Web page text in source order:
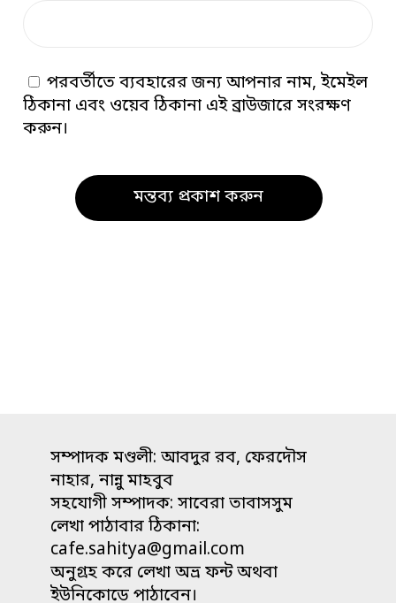
পরবর্তীতে ব্যবহারের জন্য আপনার নাম, ইমেইল
ঠিকানা এবং ওয়েব ঠিকানা এই ব্রাউজারে সংরক্ষণ
করুন।
সম্পাদক মণ্ডলী: আবদুর রব, ফেরদৌস
নাহার, নান্নু মাহবুব
সহযোগী সম্পাদক: সাবেরা তাবাসসুম
লেখা পাঠাবার ঠিকানা:
cafe.sahitya@gmail.com
অনুগ্রহ করে লেখা অভ্র ফন্ট অথবা
ইউনিকোডে পাঠাবেন।